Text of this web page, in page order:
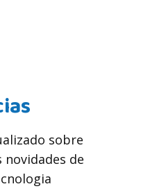
sobre
novidades de